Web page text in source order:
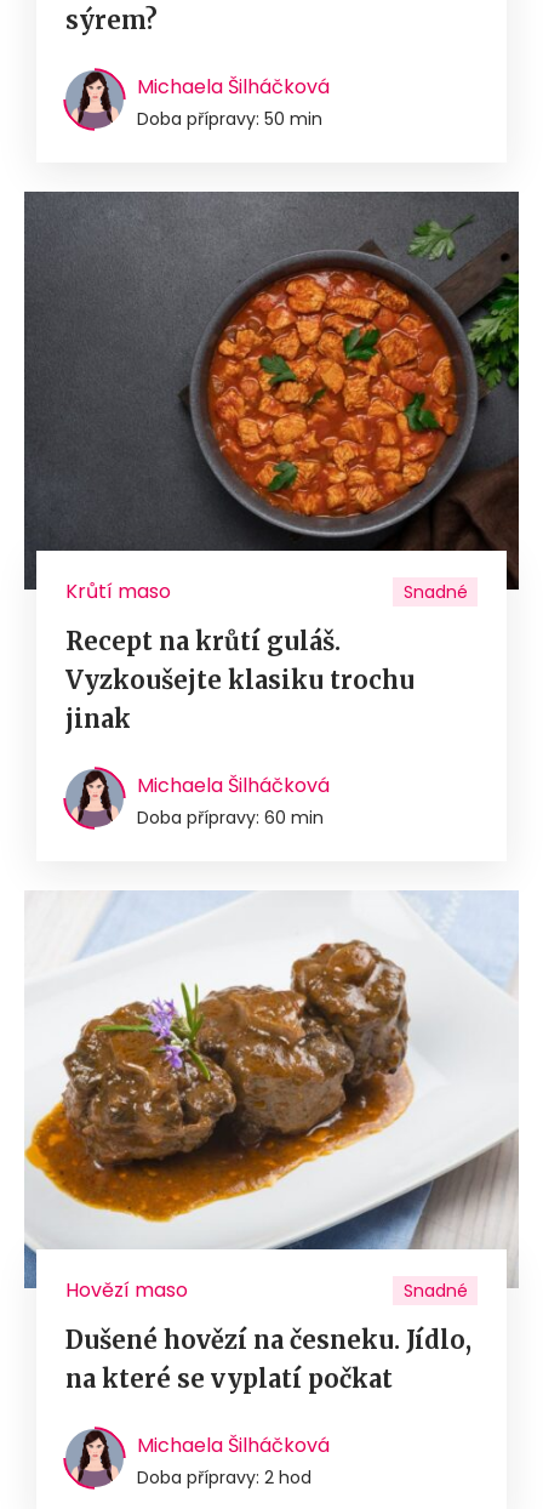
sýrem?
Michaela Šilháčková
Doba přípravy: 50 min
Krůtí maso Snadné
Recept na krůtí guláš.
Vyzkoušejte klasiku trochu
jinak
Michaela Šilháčková
Doba přípravy: 60 min
Hovězí maso Snadné
Dušené hovězí na česneku. Jídlo,
na které se vyplatí počkat
Michaela Šilháčková
Doba přípravy: 2 hod